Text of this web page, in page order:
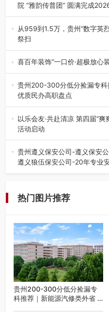
院 “雅韵传普团” 圆满完成
为扎实推进2026“千团万人推
践，牢牢紧扣 “雅韵传普…
从959到1.5万，贵州“数字英
祭扫
八一建军节到来之际，由贵
市退役军人事务局联合贵州
喜百年装饰“一口价·超极放心
2026年7月31日，喜百年装饰
会在贵阳隆重举行。…
贵州200-300分低分捡漏专
优质民办高职盘点
在贵州省高考志愿填报体系
的省内工科、新能源汽车…
以乐会友·共赴清凉 第四届“
活动启动
七月的贵阳，清风送爽，第四
弦乐（合唱）艺术交流活动…
贵州遵义保安公司-遵义保安
遵义狼伍保安公司-20年专业
热门图片推荐
贵州200-300分低分捡漏专
科推荐｜新能源汽修类外省 5